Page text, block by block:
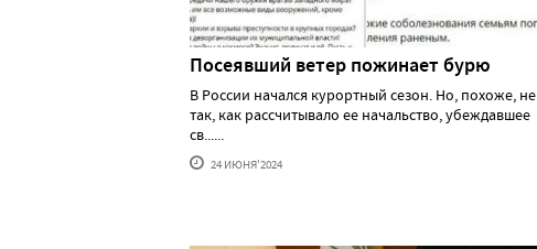
Посеявший ветер пожинает бурю
В России начался курортный сезон. Но, похоже, не
так, как рассчитывало ее начальство, убеждавшее
св......
24 ИЮНЯ'2024